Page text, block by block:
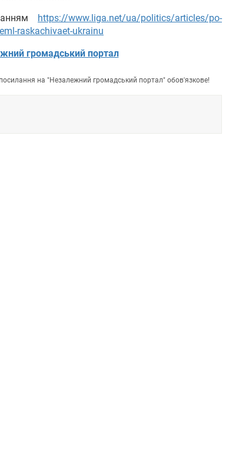
https://www.liga.net/ua/politics/articles/po-
raskachivaet-ukrainu
громадський портал
на "Незалежний громадський портал" обов'язкове!